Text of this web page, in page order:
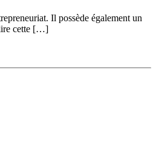
Il possède également un
lire cette […]